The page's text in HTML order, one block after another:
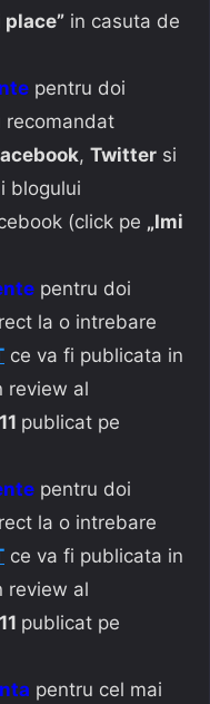
place” in casuta de
pentru doi
recomandat
, Twitter si
blogului
(click pe „Imi
pentru doi
la o intrebare
ce va fi publicata in
review al
publicat pe
pentru doi
la o intrebare
ce va fi publicata in
review al
publicat pe
pentru cel mai